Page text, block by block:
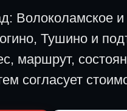
Волоколамское
Тушино и
маршрут,
согласует